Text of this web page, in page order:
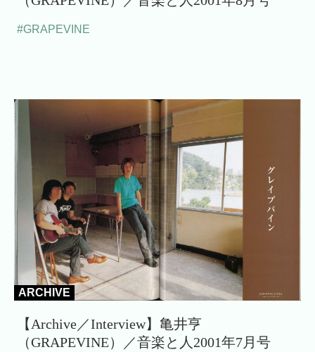
#GRAPEVINE
ARCHIVE
【Archive／Interview】亀井亨
（GRAPEVINE）／音楽と人2001年7月号